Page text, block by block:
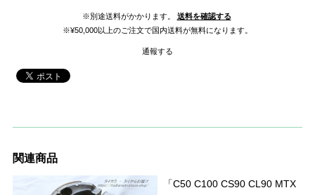
※別途送料がかかります。
送料を確認する
※¥50,000以上のご注文で国内送料が無料になります。
通報する
関連商品
「C50 C100 CS90 CL90 MTX